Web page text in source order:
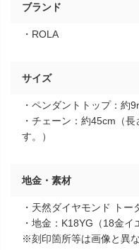
ブランド
・ROLA
サイズ
・ペンダントトップ：約
・チェーン：約45cm（
す。）
地金・素材
・天然ダイヤモンド トー
・地金：K18YG（18金イ
※刻印箇所等は画像と異